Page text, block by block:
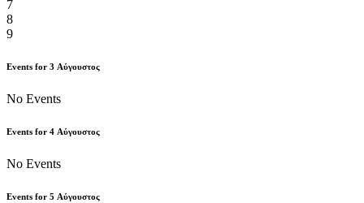
7
8
9
Events for 3 Αύγουστος
No Events
Events for 4 Αύγουστος
No Events
Events for 5 Αύγουστος